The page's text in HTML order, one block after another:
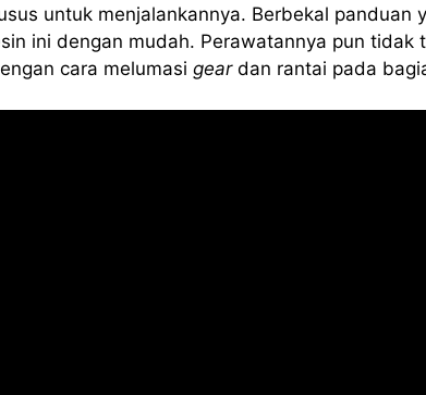
untuk menjalankannya. Berbekal panduan
ini dengan mudah. Perawatannya pun tidak
cara melumasi geardan rantai pada